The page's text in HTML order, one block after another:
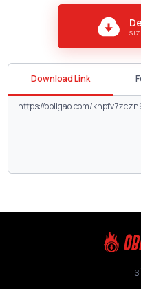
Download Link